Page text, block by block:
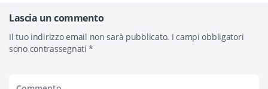
Lascia un commento
Il tuo indirizzo email non sarà pubblicato. I campi obbligatori
sono contrassegnati*